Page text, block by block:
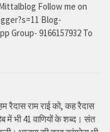
Follow me on
Blog-
Group- 9166157932 To
रैदास राम राई को, कह रैदास
में भी 41 वाणियों के शब्द। संत